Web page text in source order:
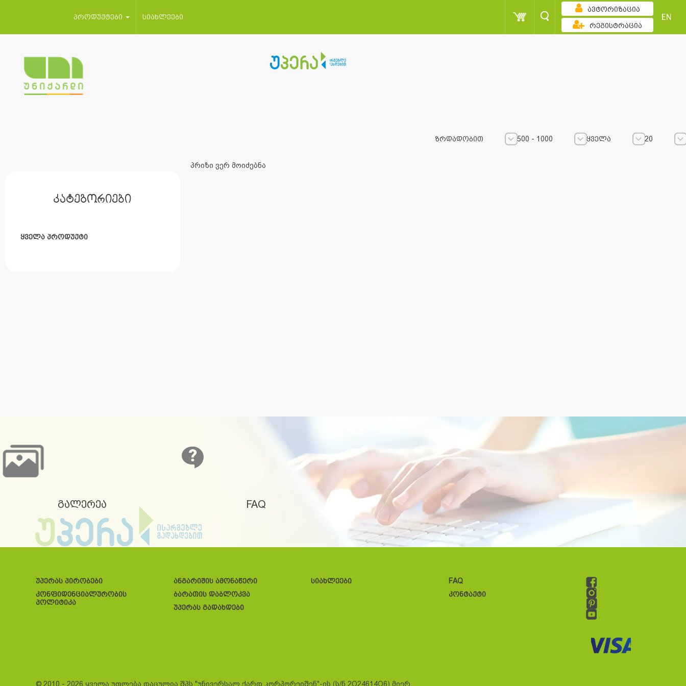
პროდუქტები სიახლეები
ავტორიზაცია
რეგისტრაცია
EN
კატეგორიები
ყველა პროდუქტი
ზრდადობით 500 - 1000 ყველა
20
პრიზი ვერ მოიძებნა
გალერეა FAQ
უპერას პირობები
კონფიდენციალურობის
პოლიტიკა
ანგარიშის ამონაწერი
ბარათის დაბლოკვა
უპერას გადახდები
სიახლეები
FAQ
კონტაქტი
© 2010 - 2026 ყველა უფლება დაცულია შპს "უნივერსალ ქარდ კორპორეიშენ"-ის (ს/ნ 2O24614O6) მიერ